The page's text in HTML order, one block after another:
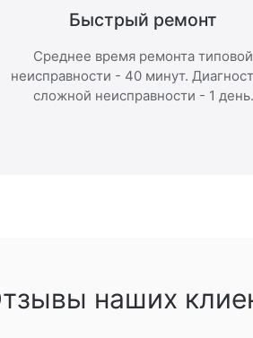
Быстрый ремонт
Среднее время ремонта типовой
неисправности - 40 минут.
сложной неисправности - 1 день.
наших